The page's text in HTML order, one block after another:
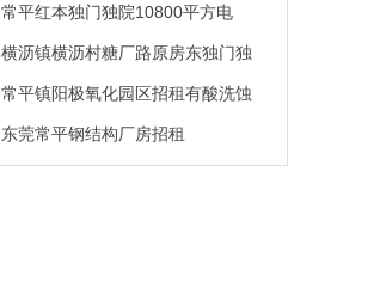
常平红本独门独院10800平方电
横沥镇横沥村糖厂路原房东独门独
常平镇阳极氧化园区招租有酸洗蚀
东莞常平钢结构厂房招租